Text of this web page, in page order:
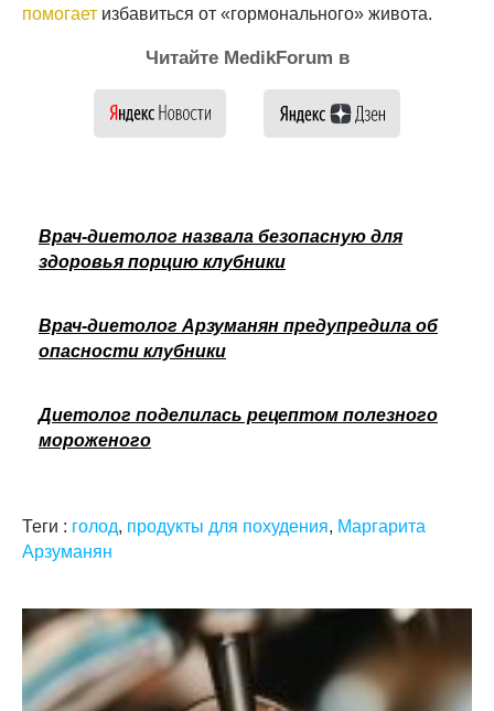
помогает избавиться от «гормонального» живота.
Читайте MedikForum в
Врач-диетолог назвала безопасную для
здоровья порцию клубники
Врач-диетолог Арзуманян предупредила об
опасности клубники
Диетолог поделилась рецептом полезного
мороженого
Теги : голод, продукты для похудения, Маргарита
Арзуманян